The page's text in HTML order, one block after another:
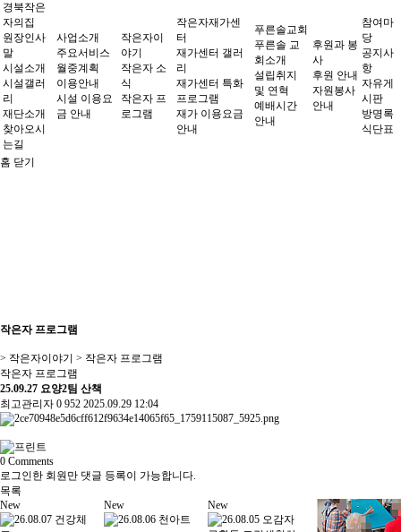
후원과 봉사 참여마당
경북작은
자의집
원장인사
말
시설소개
시설갤러
리
재단소개
찾아오시
는길
사업소개
주요서비스
월중계획
이용안내
시설 이용요
금 안내
작은자이
야기
작은자 소
식
작은자 프
로그램
작은자재가센
터
재가센터 갤러
리
재가센터 특화
프로그램
재가 이용요금
안내
푸른솔교회
푸른솔 교
회소개
설립취지
및 연혁
예배시간
안내
후원과 봉
사
후원 안내
자원봉사
안내
참여마
당
공지사
항
자유게
시판
방명록
식단표
홈 닫기
작은자 프로그램
> 작은자이야기 > 작은자 프로그램
작은자 프로그램
25.09.27 요양2팀 산책
최고관리자 0 952 2025.09.29 12:04
0 Comments
로그인한 회원만 댓글 등록이 가능합니다.
목록
New
New New